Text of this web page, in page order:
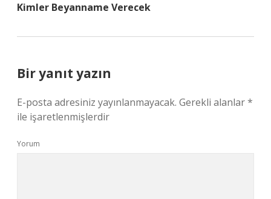
Kimler Beyanname Verecek
Bir yanıt yazın
E-posta adresiniz yayınlanmayacak. Gerekli alanlar*
ile işaretlenmişlerdir
Yorum